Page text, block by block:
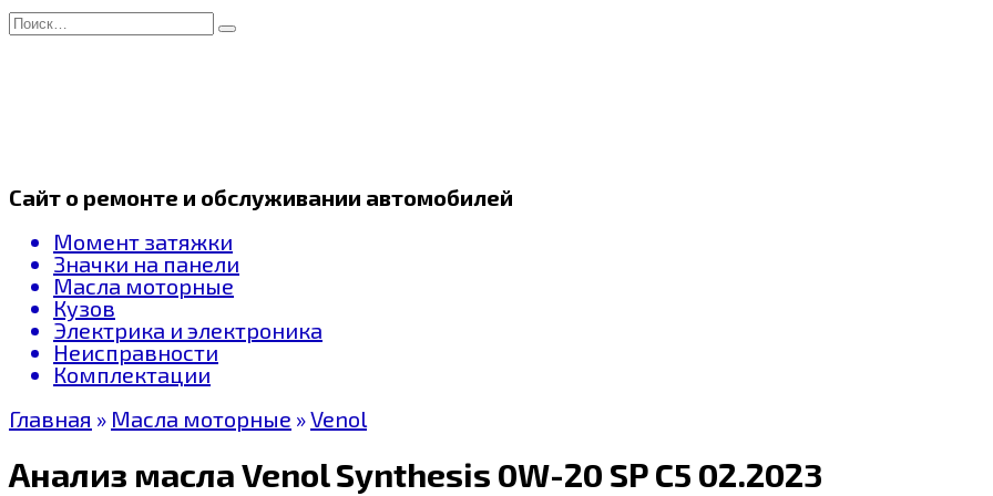
Перейти
к
Search
for:
Сайт о ремонте и обслуживании автомобилей
Момент затяжки
Значки на панели
Масла моторные
Кузов
Электрика и электроника
Неисправности
Комплектации
Главная » Масла моторные »Venol
Анализ масла Venol Synthesis 0W-20 SP C5 02.2023